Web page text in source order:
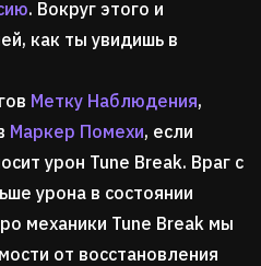
. Вокруг этого и
как ты увидишь в
Метку Наблюдения,
Маркер Помехи, если
урон Tune Break. Враг с
урона в состоянии
механики Tune Break мы
от восстановления